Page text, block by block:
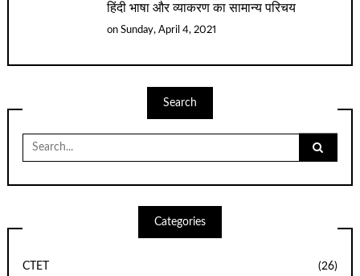
हिंदी भाषा और व्याकरण का सामान्य परिचय
onSunday, April 4, 2021
Search
for:
Categories
CTET (26)